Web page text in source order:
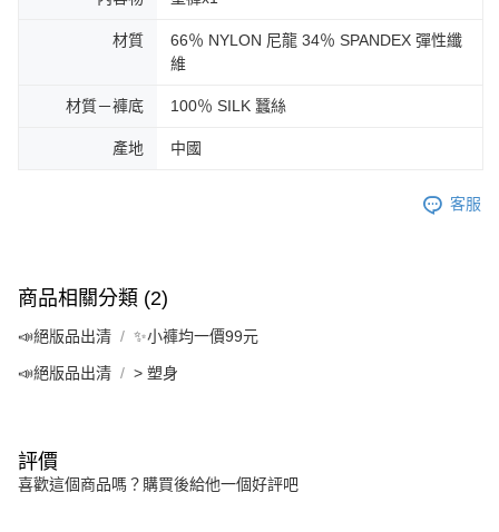
材質
66％ NYLON 尼龍 34％ SPANDEX 彈性纖
維
材質－褲底 100％ SILK 蠶絲
產地 中國
客服
商品相關分類 (2)
📣絕版品出清 ✨小褲均一價99元
📣絕版品出清 > 塑身
評價
喜歡這個商品嗎？購買後給他一個好評吧